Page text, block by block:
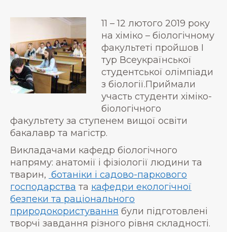
11 – 12 лютого 2019 року
на хіміко – біологічному
факультеті пройшов І
тур Всеукраїнської
студентської олімпіади
з біології.Приймали
участь студенти хіміко-
біологічного
факультету за ступенем вищої освіти
бакалавр та магістр.
Викладачами кафедр біологічного
напряму: анатомії і фізіології людини та
тварин, ботаніки і садово-паркового
господарства та кафедри екологічної
безпеки та раціонального
природокористування були підготовлені
творчі завдання різного рівня складності.